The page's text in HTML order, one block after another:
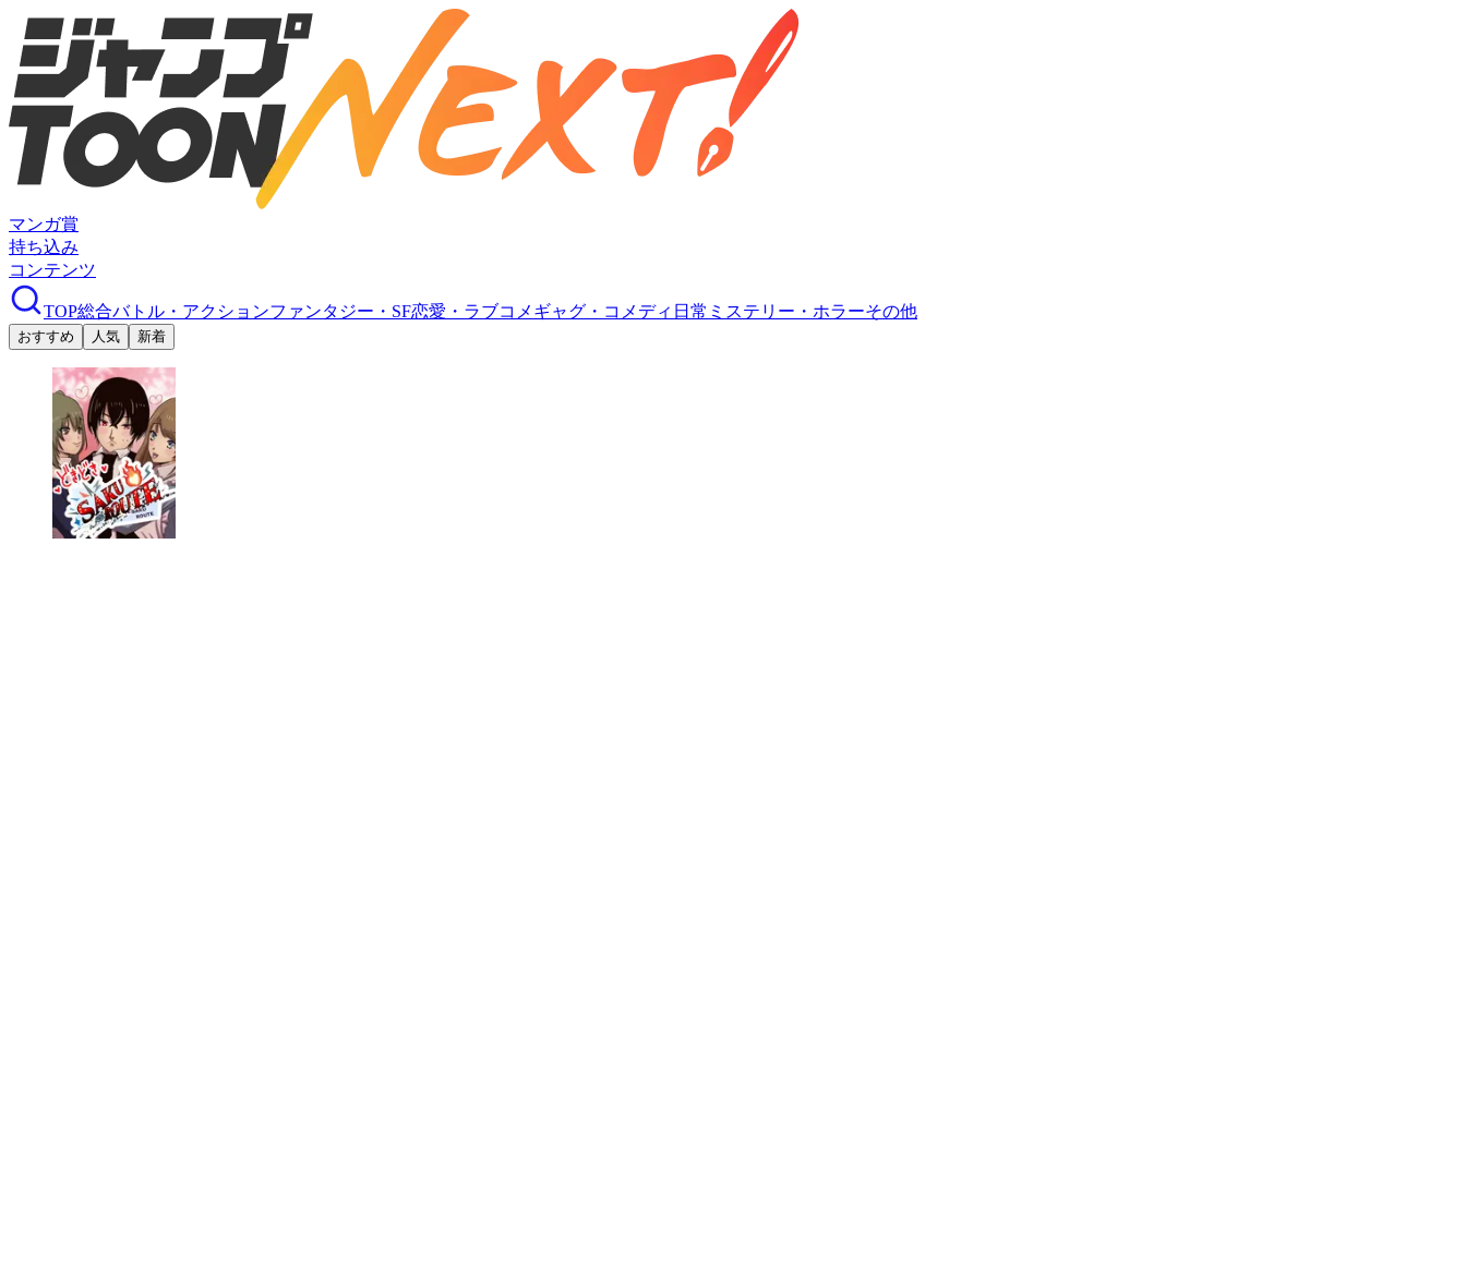
マンガ賞
持ち込み
コンテンツ
TOP総合バトル・アクションファンタジー・SF恋愛・ラブコメ ギャグ・コメディ 日常 ミステリー・ホラーその他
おすすめ 人気 新着